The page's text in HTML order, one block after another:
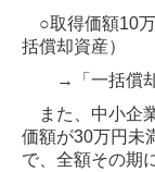
○取得価額10万
括償却資産）
→「一括償却
また、中小企
価額が30万円未
で、全額その期